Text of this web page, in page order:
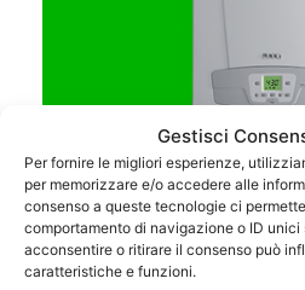
Gestisci
Per fornire le migliori esperienze,
per memorizzare e/o accedere alle
consenso a queste tecnologie ci
comportamento di navigazione o ID unici
acconsentire o ritirare il consenso può
caratteristiche e funzioni.